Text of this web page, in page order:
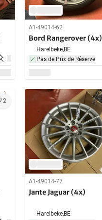
A1-49014-62
Bord Rangerover (4x)
Harelbeke,BE
Pas de Prix de Réserve
2
A1-49014-77
Jante Jaguar (4x)
Harelbeke,BE